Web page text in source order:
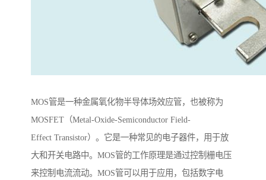
MOS管是一种金属氧化物半导体场效应管，也被称为
MOSFET（Metal-Oxide-Semiconductor Field-
Effect Transistor）。它是一种常见的电子器件，用于放
大和开关电路中。MOS管的工作原理是通过控制栅电压
来控制电流流动。MOS管可以用于应用，包括数字电